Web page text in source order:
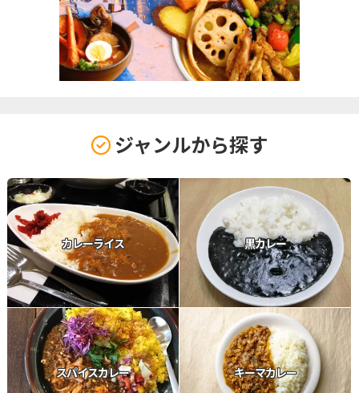
ジャンルから探す
カレーライス 黒カレー
スパイスカレー キーマカレー